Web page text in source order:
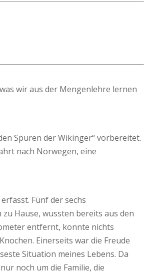
wir aus der Mengenlehre lernen
Spuren der Wikinger“ vorbereitet.
nach Norwegen, eine
Fünf der sechs
Hause, wussten bereits aus den
entfernt, konnte nichts
Einerseits war die Freude
Situation meines Lebens. Da
noch um die Familie, die